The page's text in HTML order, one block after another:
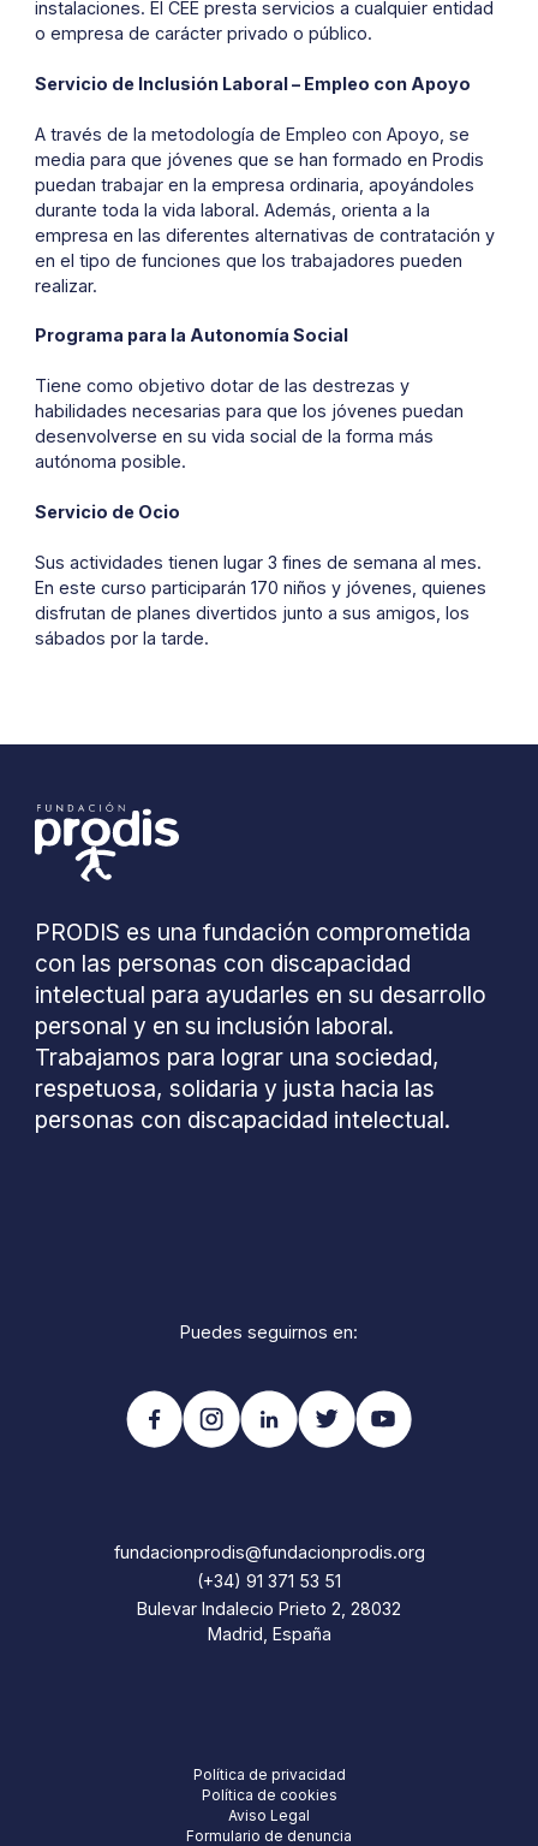
instalaciones. El CEE presta servicios a cualquier entidad
o empresa de carácter privado o público.
Servicio de Inclusión Laboral – Empleo con Apoyo
A través de la metodología de Empleo con Apoyo, se
media para que jóvenes que se han formado en Prodis
puedan trabajar en la empresa ordinaria, apoyándoles
durante toda la vida laboral. Además, orienta a la
empresa en las diferentes alternativas de contratación y
en el tipo de funciones que los trabajadores pueden
realizar.
Programa para la Autonomía Social
Tiene como objetivo dotar de las destrezas y
habilidades necesarias para que los jóvenes puedan
desenvolverse en su vida social de la forma más
autónoma posible.
Servicio de Ocio
Sus actividades tienen lugar 3 fines de semana al mes.
En este curso participarán 170 niños y jóvenes, quienes
disfrutan de planes divertidos junto a sus amigos, los
sábados por la tarde.
PRODIS es una fundación comprometida
con las personas con discapacidad
intelectual para ayudarles en su desarrollo
personal y en su inclusión laboral.
Trabajamos para lograr una sociedad,
respetuosa, solidaria y justa hacia las
personas con discapacidad intelectual.
Puedes seguirnos en:
fundacionprodis@fundacionprodis.org
(+34) 91 371 53 51
Bulevar Indalecio Prieto 2, 28032
Madrid, España
Política de privacidad
Política de cookies
Aviso Legal
Formulario de denuncia